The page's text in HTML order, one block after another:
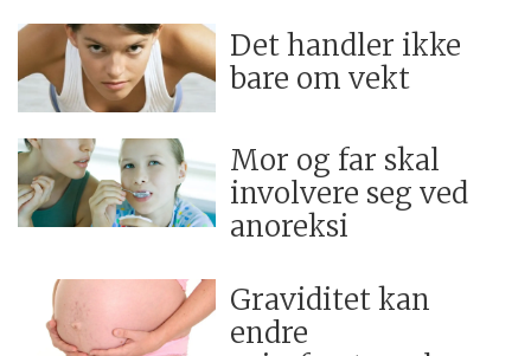
Det handler ikke
bare om vekt
Mor og far skal
involvere seg ved
anoreksi
Graviditet kan
endre